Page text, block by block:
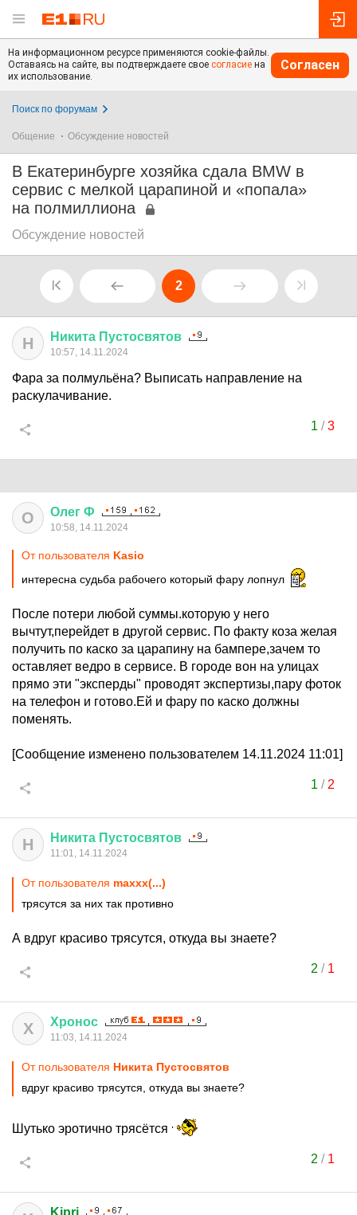
На информационном ресурсе применяются cookie-файлы.
Оставаясь на сайте, вы подтверждаете свое согласие на
их использование.
Согласен
Поиск по форумам
Общение Обсуждение новостей
В Екатеринбурге хозяйка сдала BMW в
сервис с мелкой царапиной и «попала»
на полмиллиона
Обсуждение новостей
2
Н Никита Пустосвятов
10:57, 14.11.2024
Фара за полмульёна? Выписать направление на
раскулачивание.
1 /3
О Олег Ф
10:58, 14.11.2024
От пользователя Kasio
интересна судьба рабочего который фару лопнул
После потери любой суммы.которую у него
вычтут,перейдет в другой сервис. По факту коза желая
получить по каско за царапину на бампере,зачем то
оставляет ведро в сервисе. В городе вон на улицах
прямо эти "эксперды" проводят экспертизы,пару фоток
на телефон и готово.Ей и фару по каско должны
поменять.
[Сообщение изменено пользователем 14.11.2024 11:01]
1 / 2
Н Никита Пустосвятов
11:01, 14.11.2024
От пользователя maxxx(...)
трясутся за них так противно
А вдруг красиво трясутся, откуда вы знаете?
2 / 1
Х Хронос
11:03, 14.11.2024
От пользователя Никита Пустосвятов
вдруг красиво трясутся, откуда вы знаете?
Шутько эротично трясётся
2 / 1
Kipri